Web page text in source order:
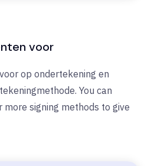
voor
op ondertekening en
You can
signing methods to give